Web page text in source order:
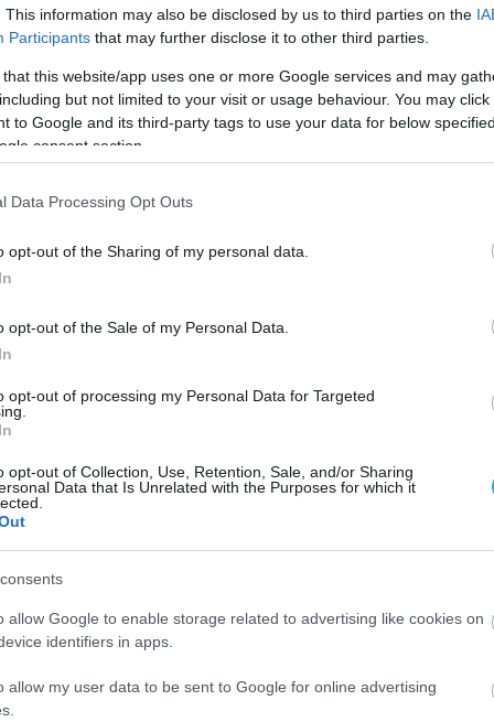
This information may also be disclosed by us to third parties on the
Participants that may further disclose it to other third parties.
that this website/app uses one or more Google services and may
but not limited to your visit or usage behaviour. You may
to Google and its third-party tags to use your data for below
consent section.
Data Processing Opt Outs
opt-out of the Sharing of my personal data.
opt-out of the Sale of my Personal Data.
opt-out of processing my Personal Data for Targeted
opt-out of Collection, Use, Retention, Sale, and/or Sharing
Data that Is Unrelated with the Purposes for which it
allow Google to enable storage related to advertising like cookies on
identifiers in apps.
allow my user data to be sent to Google for online advertising
Ολυμπιακού – Παναθηναϊκού είναι ξεχωριστά.
ανυπόμονος να ζήσω την ατμόσφαιρα. Η ομάδα μου
καλύτερα. Θέλουμε όλοι να παρουσιάσουμε το
βαθμολογία» δήλωσε ο Ρουμάνος κεντρικός των
για το ντέρμπι καθώς γνωρίζουν πως ένα
να πάρουν ότι καλύτερο μπορούν σε ένα δύσκολο
έχοντας αγωνιστεί σε πάρα πολλά ντέρμπι
κόντρα στον Ολυμπιακό αποτελεί μια
ότι θα γίνει ένα ωραίο παιχνίδι. Οι δύο ομάδες
που θα βοηθήσει ώστε να παρουσιαστεί ωραίο
1998 και το νέο σύστημα καταγραφής πόντων, ο